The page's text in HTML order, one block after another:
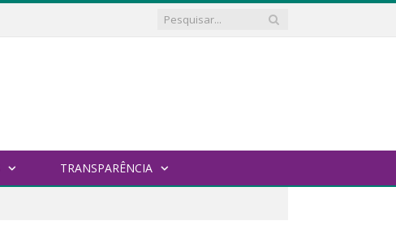
TRANSPARÊNCIA